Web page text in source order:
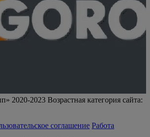
2023 Возрастная категория сайта:
соглашение Работа